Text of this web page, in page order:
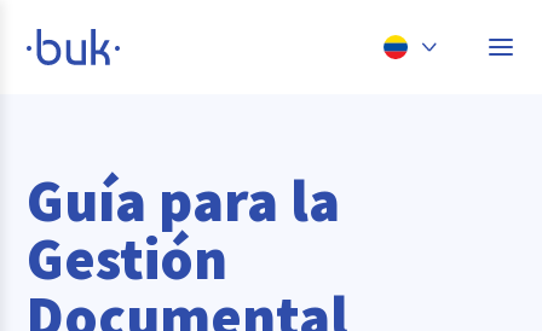
Perú
Brasil
Guía para la
Gestión
Documental